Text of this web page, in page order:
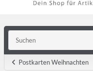
Postkarten Weihnachten